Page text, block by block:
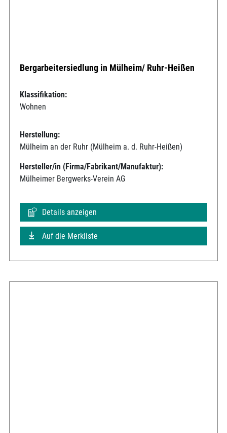
Bergarbeitersiedlung in Mülheim/ Ruhr-Heißen
Klassifikation:
Wohnen
Herstellung:
Mülheim an der Ruhr (Mülheim a. d. Ruhr-Heißen)
Hersteller/in (Firma/Fabrikant/Manufaktur):
Mülheimer Bergwerks-Verein AG
Details anzeigen
Auf die Merkliste